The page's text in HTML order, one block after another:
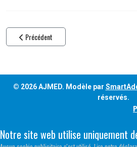
Article précédent : Liste des journalistes
Précédent
© 2026 AJMED. Modèle par
réservés.
Notre site web utilise uniquement